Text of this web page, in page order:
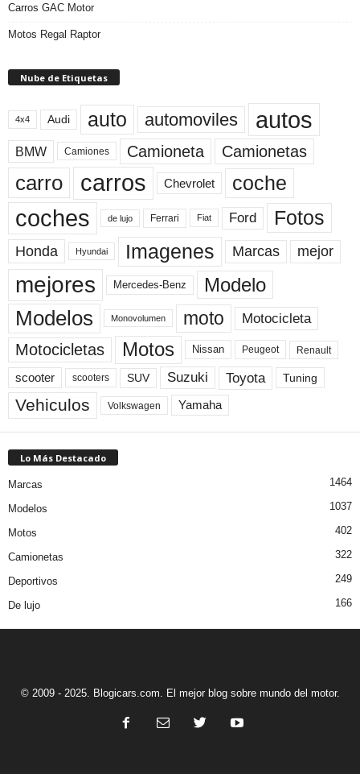
Carros GAC Motor
Motos Regal Raptor
Nube de Etiquetas
4x4 Audi auto automoviles autos
BMW Camiones Camioneta Camionetas
carro carros Chevrolet coche
coches de lujo Ferrari Fiat Ford Fotos
Honda Hyundai Imagenes Marcas mejor
mejores Mercedes-Benz Modelo
Modelos Monovolumen moto Motocicleta
Motocicletas Motos Nissan Peugeot Renault
scooter scooters SUV Suzuki Toyota Tuning
Vehiculos Volkswagen Yamaha
Lo Más Destacado
Marcas 1464
Modelos 1037
Motos 402
Camionetas 322
Deportivos 249
De lujo 166
© 2009 - 2025. Blogicars.com. El mejor blog sobre mundo del motor.